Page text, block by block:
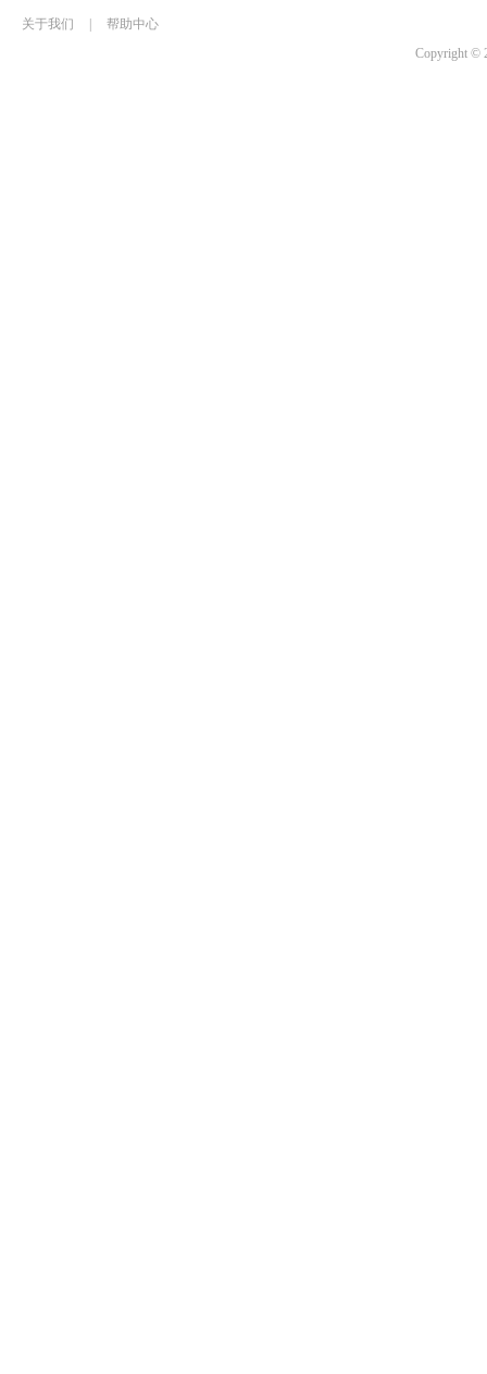
关于我们
帮助中心
Copyright ©